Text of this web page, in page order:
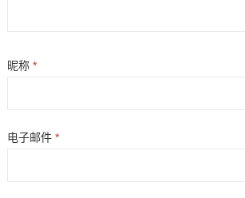
昵称 *
电子邮件 *